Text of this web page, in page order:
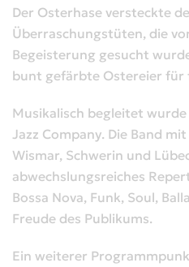
Der Osterhase versteckte
Überraschungstüten, die
Begeisterung gesucht
bunt gefärbte Ostereier für
Musikalisch begleitet wurde
Jazz Company. Die Band
Wismar, Schwerin und
abwechslungsreiches
Bossa Nova, Funk, Soul,
Freude des Publikums.
Ein weiterer